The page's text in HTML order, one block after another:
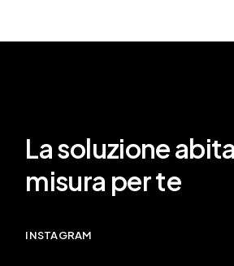
La soluzione
misura per te
INSTAGRAM